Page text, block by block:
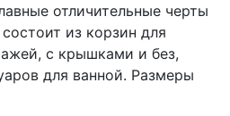
отличительные черты
из корзин для
с крышками и без,
для ванной. Размеры